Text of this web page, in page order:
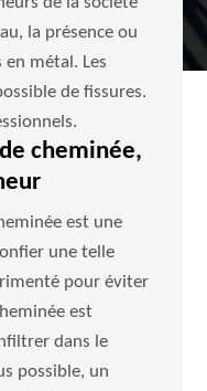
la présence ou
métal. Les
de fissures.
cheminée,
est une
une telle
pour éviter
est
dans le
possible, un